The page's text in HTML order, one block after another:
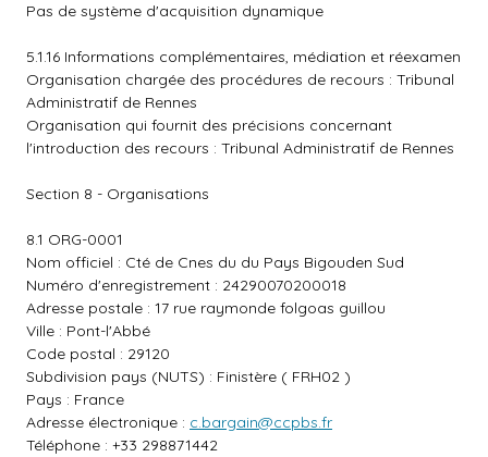
Pas de système d'acquisition dynamique
5.1.16 Informations complémentaires, médiation et réexamen
Organisation chargée des procédures de recours : Tribunal
Administratif de Rennes
Organisation qui fournit des précisions concernant
l'introduction des recours : Tribunal Administratif de Rennes
Section 8 - Organisations
8.1 ORG-0001
Nom officiel : Cté de Cnes du du Pays Bigouden Sud
Numéro d'enregistrement : 24290070200018
Adresse postale : 17 rue raymonde folgoas guillou
Ville : Pont-l'Abbé
Code postal : 29120
Subdivision pays (NUTS) : Finistère ( FRH02 )
Pays : France
Adresse électronique : c.bargain@ccpbs.fr
Téléphone : +33 298871442